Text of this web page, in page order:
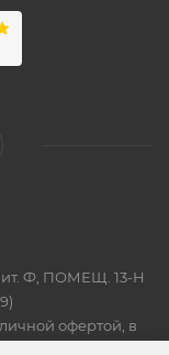
лит. Ф, ПОМЕЩ. 13-Н
офертой, в